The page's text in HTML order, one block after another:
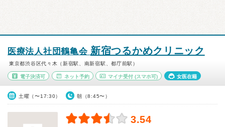
医療法人社団鶴亀会 新宿つるかめクリニック
東京都渋谷区代々木（新宿駅、南新宿駅、都庁前駅）
電子決済可 ネット予約 マイナ受付 (スマホ可) 女医在籍
土曜（〜17:30） 朝（8:45〜）
3.54